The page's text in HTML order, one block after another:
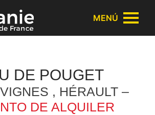
cookies
MENÚ
DE POUGET
, HÉRAULT –
DE ALQUILER